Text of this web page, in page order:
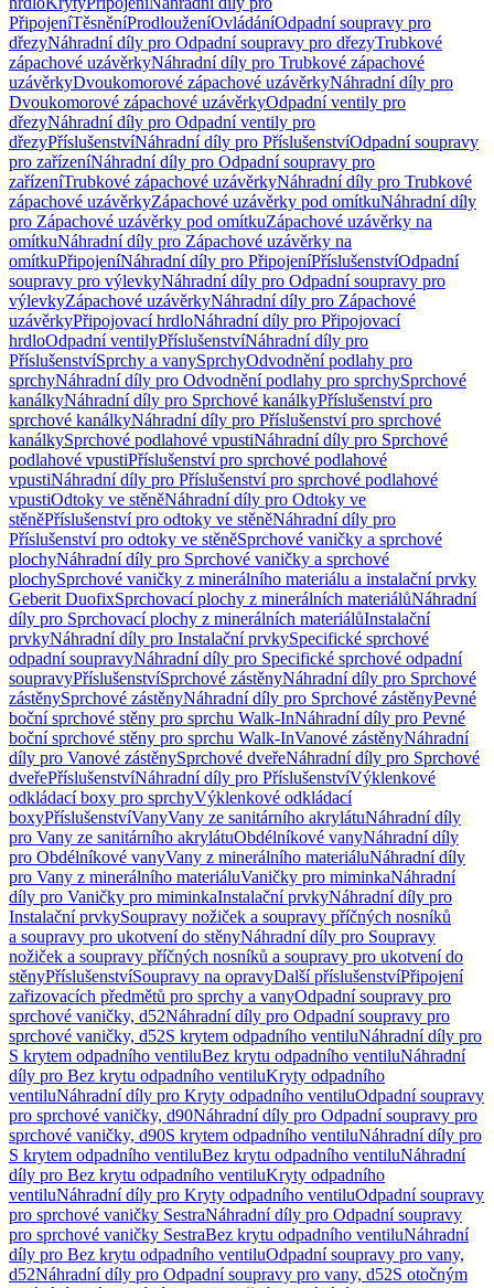
PřipojeníTěsněníProdlouženíOvládáníOdpadní soupravy pro
dřezyNáhradní díly pro Odpadní soupravy pro dřezyTrubkové
zápachové uzávěrkyNáhradní díly pro Trubkové zápachové
uzávěrkyDvoukomorové zápachové uzávěrkyNáhradní díly pro
Dvoukomorové zápachové uzávěrkyOdpadní ventily pro
dřezyNáhradní díly pro Odpadní ventily pro
dřezyPříslušenstvíNáhradní díly pro PříslušenstvíOdpadní soupravy
pro zařízeníNáhradní díly pro Odpadní soupravy pro
zařízeníTrubkové zápachové uzávěrkyNáhradní díly pro Trubkové
zápachové uzávěrkyZápachové uzávěrky pod omítkuNáhradní díly
pro Zápachové uzávěrky pod omítkuZápachové uzávěrky na
omítkuNáhradní díly pro Zápachové uzávěrky na
omítkuPřipojeníNáhradní díly pro PřipojeníPříslušenstvíOdpadní
soupravy pro výlevkyNáhradní díly pro Odpadní soupravy pro
výlevkyZápachové uzávěrkyNáhradní díly pro Zápachové
uzávěrkyPřipojovací hrdloNáhradní díly pro Připojovací
hrdloOdpadní ventilyPříslušenstvíNáhradní díly pro
PříslušenstvíSprchy a vanySprchyOdvodnění podlahy pro
sprchyNáhradní díly pro Odvodnění podlahy pro sprchySprchové
kanálkyNáhradní díly pro Sprchové kanálkyPříslušenství pro
sprchové kanálkyNáhradní díly pro Příslušenství pro sprchové
kanálkySprchové podlahové vpustiNáhradní díly pro Sprchové
podlahové vpustiPříslušenství pro sprchové podlahové
vpustiNáhradní díly pro Příslušenství pro sprchové podlahové
vpustiOdtoky ve stěněNáhradní díly pro Odtoky ve
stěněPříslušenství pro odtoky ve stěněNáhradní díly pro
Příslušenství pro odtoky ve stěněSprchové vaničky a sprchové
plochyNáhradní díly pro Sprchové vaničky a sprchové
plochySprchové vaničky z minerálního materiálu a instalační prvky
Geberit DuofixSprchovací plochy z minerálních materiálůNáhradní
díly pro Sprchovací plochy z minerálních materiálůInstalační
prvkyNáhradní díly pro Instalační prvkySpecifické sprchové
odpadní soupravyNáhradní díly pro Specifické sprchové odpadní
soupravyPříslušenstvíSprchové zástěnyNáhradní díly pro Sprchové
zástěnySprchové zástěnyNáhradní díly pro Sprchové zástěnyPevné
boční sprchové stěny pro sprchu Walk-InNáhradní díly pro Pevné
boční sprchové stěny pro sprchu Walk-InVanové zástěnyNáhradní
díly pro Vanové zástěnySprchové dveřeNáhradní díly pro Sprchové
dveřePříslušenstvíNáhradní díly pro PříslušenstvíVýklenkové
odkládací boxy pro sprchyVýklenkové odkládací
boxyPříslušenstvíVanyVany ze sanitárního akrylátuNáhradní díly
pro Vany ze sanitárního akrylátuObdélníkové vanyNáhradní díly
pro Obdélníkové vanyVany z minerálního materiáluNáhradní díly
pro Vany z minerálního materiáluVaničky pro miminkaNáhradní
díly pro Vaničky pro miminkaInstalační prvkyNáhradní díly pro
Instalační prvkySoupravy nožiček a soupravy příčných nosníků
a soupravy pro ukotvení do stěnyNáhradní díly pro Soupravy
nožiček a soupravy příčných nosníků a soupravy pro ukotvení do
stěnyPříslušenstvíSoupravy na opravyDalší příslušenstvíPřipojení
zařizovacích předmětů pro sprchy a vanyOdpadní soupravy pro
sprchové vaničky, d52Náhradní díly pro Odpadní soupravy pro
sprchové vaničky, d52S krytem odpadního ventiluNáhradní díly pro
S krytem odpadního ventiluBez krytu odpadního ventiluNáhradní
díly pro Bez krytu odpadního ventiluKryty odpadního
ventiluNáhradní díly pro Kryty odpadního ventiluOdpadní soupravy
pro sprchové vaničky, d90Náhradní díly pro Odpadní soupravy pro
sprchové vaničky, d90S krytem odpadního ventiluNáhradní díly pro
S krytem odpadního ventiluBez krytu odpadního ventiluNáhradní
díly pro Bez krytu odpadního ventiluKryty odpadního
ventiluNáhradní díly pro Kryty odpadního ventiluOdpadní soupravy
pro sprchové vaničky SestraNáhradní díly pro Odpadní soupravy
pro sprchové vaničky SestraBez krytu odpadního ventiluNáhradní
díly pro Bez krytu odpadního ventiluOdpadní soupravy pro vany,
d52Náhradní díly pro Odpadní soupravy pro vany, d52S otočným